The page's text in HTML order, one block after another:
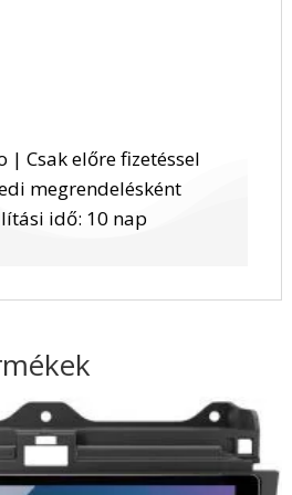
| Csak előre fizetéssel
megrendelésként
idő: 10 nap